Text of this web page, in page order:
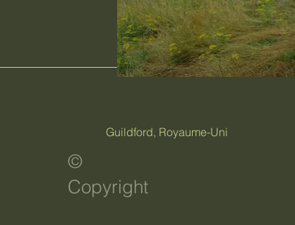
Guildford, Royaume-Uni
©
Copyright